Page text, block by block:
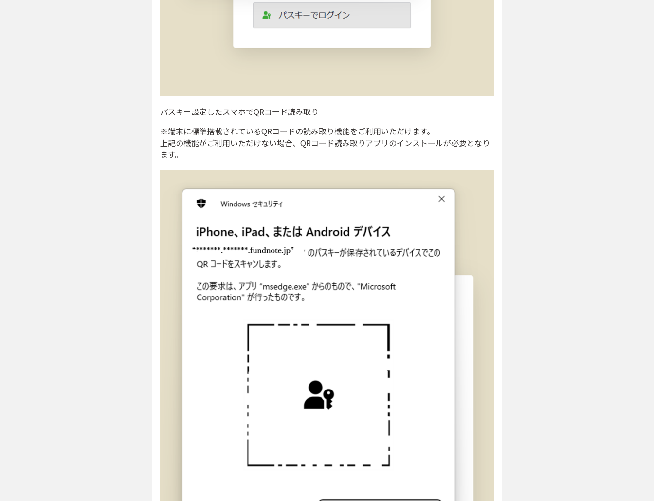
パスキー設定したスマホでQRコード読み取り
※端末に標準搭載されているQRコードの読み取り機能をご利用いただけます。
上記の機能がご利用いただけない場合、QRコード読み取りアプリのインストールが必要となり
ます。